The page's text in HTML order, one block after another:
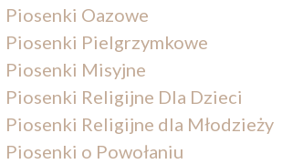
Piosenki Oazowe
Piosenki Pielgrzymkowe
Piosenki Misyjne
Piosenki Religijne Dla Dzieci
Piosenki Religijne dla Młodzieży
Piosenki o Powołaniu